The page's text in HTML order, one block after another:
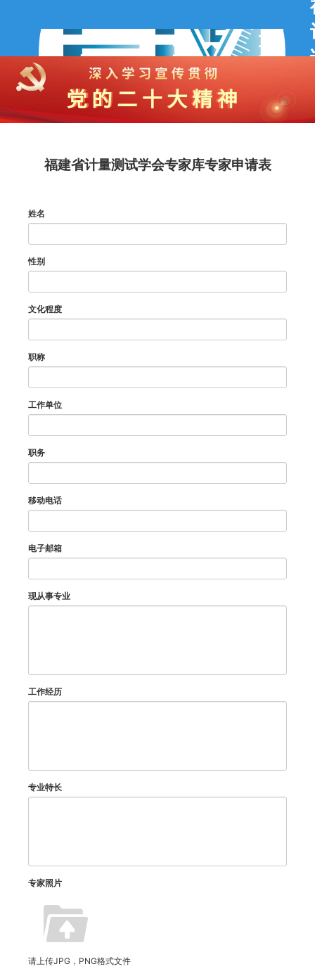
福建省计量测试学会专家库专家申请表
姓名
性别
文化程度
职称
工作单位
职务
移动电话
电子邮箱
现从事专业
工作经历
专业特长
专家照片
请上传JPG，PNG格式文件